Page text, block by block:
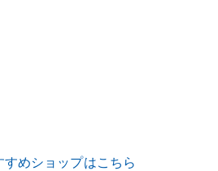
すめショップはこちら